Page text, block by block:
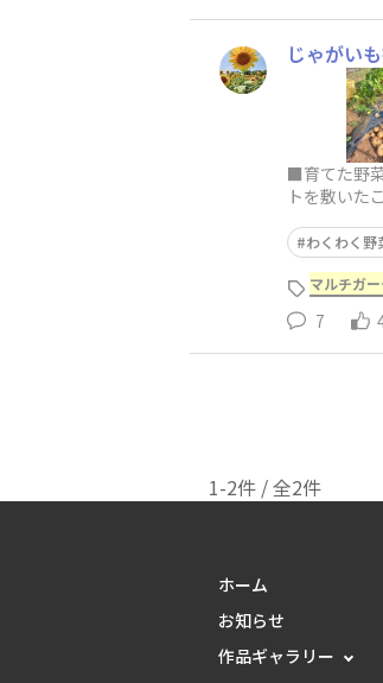
じゃがい
■育てた野
トを敷いた
わくわく野
マルチガ
7
1-2件 / 全2件
ホーム
お知らせ
作品ギャラリー